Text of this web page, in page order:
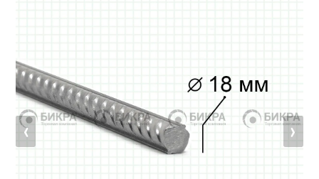
‹ ›